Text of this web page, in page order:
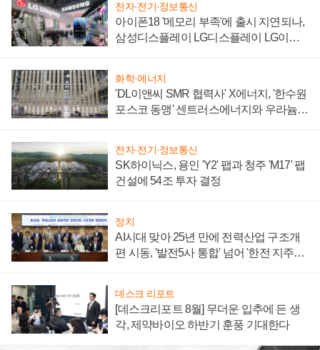
전자·전기·정보통신
아이폰18 '메모리 부족'에 출시 지연되나,
삼성디스플레이 LG디스플레이 LG이노
화학·에너지
'DL이앤씨 SMR 협력사' X에너지, '한수원
포스코 동맹' 센트러스에너지와 우라늄
전자·전기·정보통신
SK하이닉스, 용인 'Y2' 팹과 청주 'M17' 팹
건설에 54조 투자 결정
정치
AI시대 맞아 25년 만에 전력산업 구조개
편 시동, '발전5사 통합' 넘어 '한전 지주사'
데스크 리포트
[데스크리포트 8월] 무더운 입추에 든 생
각, 제약바이오 하반기 훈풍 기대한다